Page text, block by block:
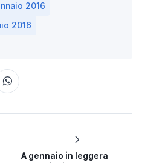
2016
2016
A gennaio in leggera